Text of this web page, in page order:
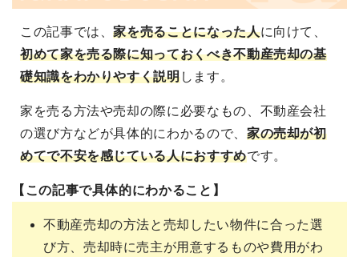
この記事では、家を売ることになった人に向けて
初めて家を売る際に知っておくべき不動産売却の基
礎知識をわかりやすく説明します。
家を売る方法や売却の際に必要なもの、不動産会社
の選び方などが具体的にわかるので、 家の売却が初
めてで不安を感じている人におすすめです。
【この記事で具体的にわかること】
不動産売却の方法と売却したい物件に合った選
び方、売却時に売主が用意するものや費用がわ